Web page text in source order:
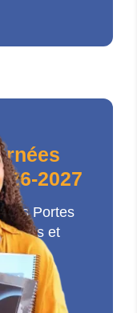
2027
Portes
et